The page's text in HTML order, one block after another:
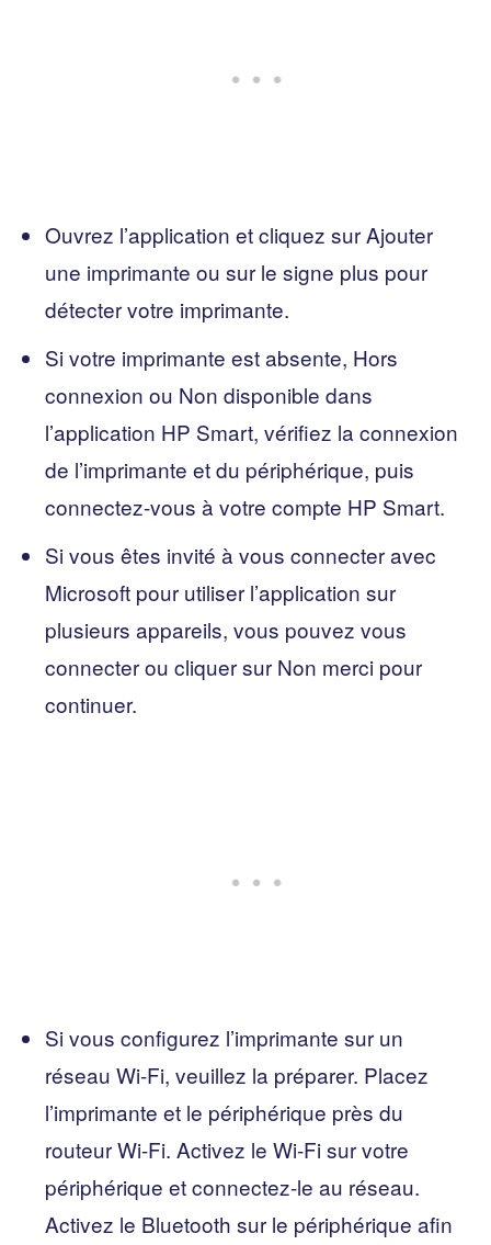
Ouvrez l’application et cliquez sur Ajouter
une imprimante ou sur le signe plus pour
détecter votre imprimante.
Si votre imprimante est absente, Hors
connexion ou Non disponible dans
l’application HP Smart, vérifiez la connexion
de l’imprimante et du périphérique, puis
connectez-vous à votre compte HP Smart.
Si vous êtes invité à vous connecter avec
Microsoft pour utiliser l’application sur
plusieurs appareils, vous pouvez vous
connecter ou cliquer sur Non merci pour
continuer.
Si vous configurez l’imprimante sur un
réseau Wi-Fi, veuillez la préparer. Placez
l’imprimante et le périphérique près du
routeur Wi-Fi. Activez le Wi-Fi sur votre
périphérique et connectez-le au réseau.
Activez le Bluetooth sur le périphérique afin